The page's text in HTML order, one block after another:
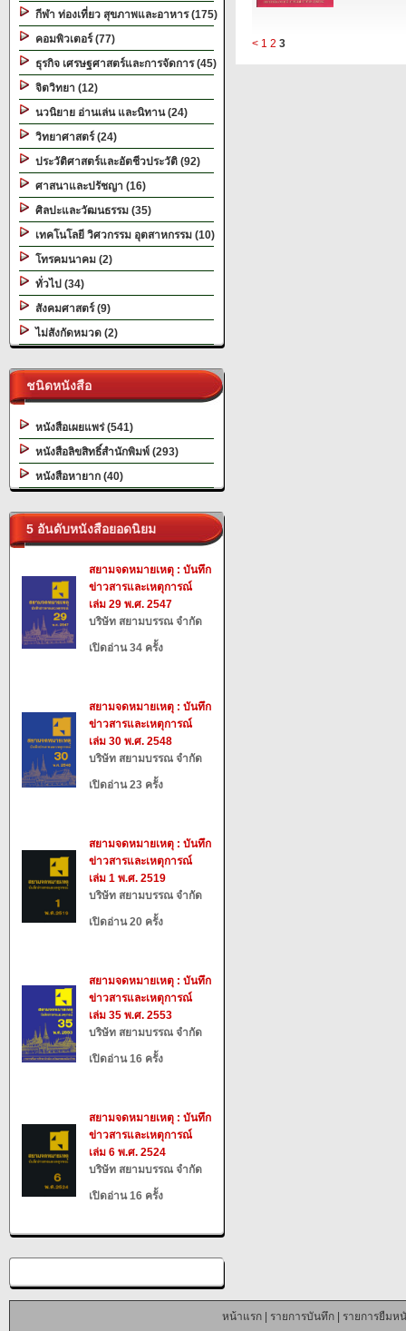
กีฬา ท่องเที่ยว สุขภาพและอาหาร (175)
คอมพิวเตอร์ (77)
ธุรกิจ เศรษฐศาสตร์และการจัดการ (45)
จิตวิทยา (12)
นวนิยาย อ่านเล่น และนิทาน (24)
วิทยาศาสตร์ (24)
ประวัติศาสตร์และอัตชีวประวัติ (92)
ศาสนาและปรัชญา (16)
ศิลปะและวัฒนธรรม (35)
เทคโนโลยี วิศวกรรม อุตสาหกรรม (10)
โทรคมนาคม (2)
ทั่วไป (34)
สังคมศาสตร์ (9)
ไม่สังกัดหมวด (2)
ชนิดหนังสือ
หนังสือเผยแพร่ (541)
หนังสือลิขสิทธิ์สำนักพิมพ์ (293)
หนังสือหายาก (40)
5 อันดับหนังสือยอดนิยม
สยามจดหมายเหตุ : บันทึก
ข่าวสารและเหตุการณ์
เล่ม 29 พ.ศ. 2547
บริษัท สยามบรรณ จำกัด
เปิดอ่าน 34 ครั้ง
สยามจดหมายเหตุ : บันทึก
ข่าวสารและเหตุการณ์
เล่ม 30 พ.ศ. 2548
บริษัท สยามบรรณ จำกัด
เปิดอ่าน 23 ครั้ง
สยามจดหมายเหตุ : บันทึก
ข่าวสารและเหตุการณ์
เล่ม 1 พ.ศ. 2519
บริษัท สยามบรรณ จำกัด
เปิดอ่าน 20 ครั้ง
สยามจดหมายเหตุ : บันทึก
ข่าวสารและเหตุการณ์
เล่ม 35 พ.ศ. 2553
บริษัท สยามบรรณ จำกัด
เปิดอ่าน 16 ครั้ง
สยามจดหมายเหตุ : บันทึก
ข่าวสารและเหตุการณ์
เล่ม 6 พ.ศ. 2524
บริษัท สยามบรรณ จำกัด
เปิดอ่าน 16 ครั้ง
< 1 2 3
หน้าแรก| รายการบันทึก| รายการยืมห